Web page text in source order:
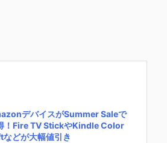
デバイスがSummer Saleで
！Fire TV StickやKindle Color
どが大幅値引き